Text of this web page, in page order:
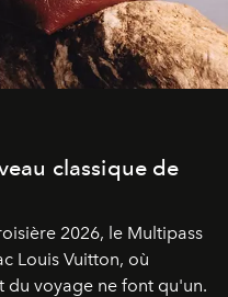
classique de
2026, le Multipass
Louis Vuitton, où
du voyage ne font qu'un.